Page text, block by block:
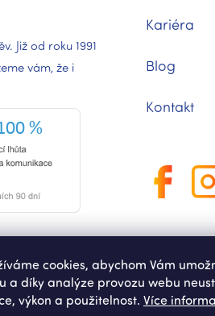
cookies, abychom Vám
a díky analýze provozu webu
výkon a použitelnost. Více
Již od roku 1991
vám, že i
Kariéra
Blog
Kontakt